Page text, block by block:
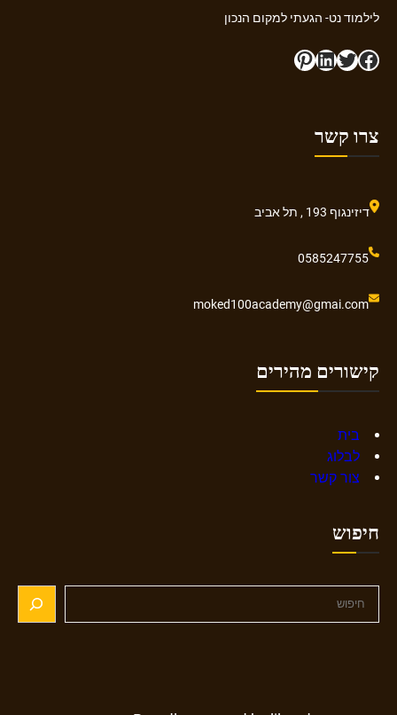
לילמוד נט- הגעתי למקום הנכון
Facebook
Twitter
LinkedIn
Pinterest
צרו קשר
דיזינגוף 193 , תל אביב
0585247755
moked100academy@gmai.com
קישורים מהירים
בית
לבלוג
צור קשר
חיפוש